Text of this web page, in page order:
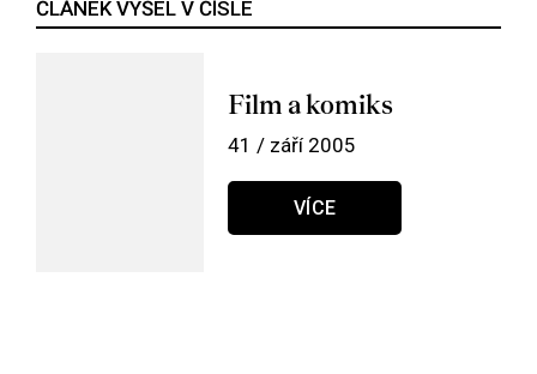
ČLÁNEK VYŠEL V ČÍSLE
Film a komiks
41 / září 2005
VÍCE